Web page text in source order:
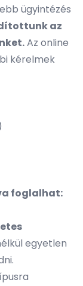
ügyintézés
az
Az online
kérelmek
foglalhat:
egyetlen